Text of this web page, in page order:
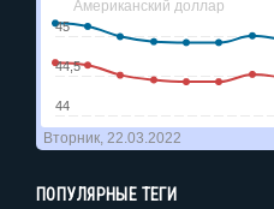
ПОПУЛЯРНЫЕ ТЕГИ